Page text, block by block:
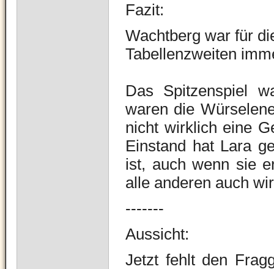
Fazit:
Wachtberg war für
Tabellenzweiten
Das Spitzenspiel
waren die
nicht wirklich eine
Einstand hat Lara
ist, auch wenn sie
alle anderen auch
-------
Aussicht:
Jetzt fehlt den